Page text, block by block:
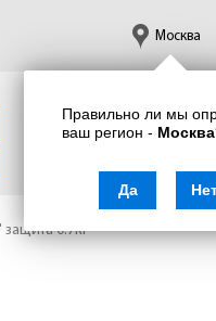
Правильно ли мы
ваш регион - Москва
Да
Москва
0.7кг